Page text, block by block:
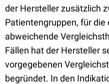
der Hersteller zusätzlich
Patientengruppen, für die
abweichende
Fällen hat der Hersteller
vorgegebenen
begründet. In den